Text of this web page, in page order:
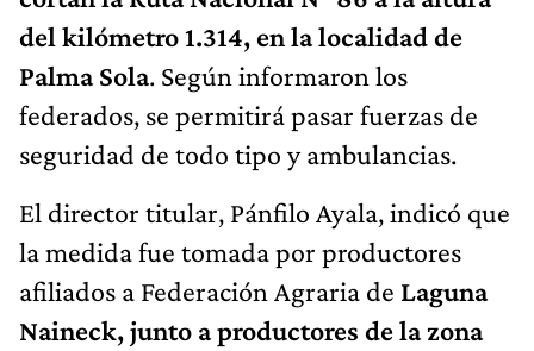
del kilómetro 1.314, en la localidad de
Palma Sola. Según informaron los
federados, se permitirá pasar fuerzas de
seguridad de todo tipo y ambulancias.
El director titular, Pánfilo Ayala, indicó que
la medida fue tomada por productores
afiliados a Federación Agraria de Laguna
Naineck, junto a productores de la zona